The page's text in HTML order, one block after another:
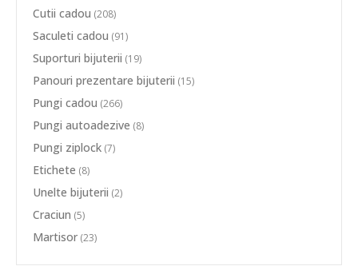
Cutii cadou (208)
Saculeti cadou (91)
Suporturi bijuterii (19)
Panouri prezentare bijuterii (15)
Pungi cadou (266)
Pungi autoadezive (8)
Pungi ziplock (7)
Etichete (8)
Unelte bijuterii (2)
Craciun (5)
Martisor (23)